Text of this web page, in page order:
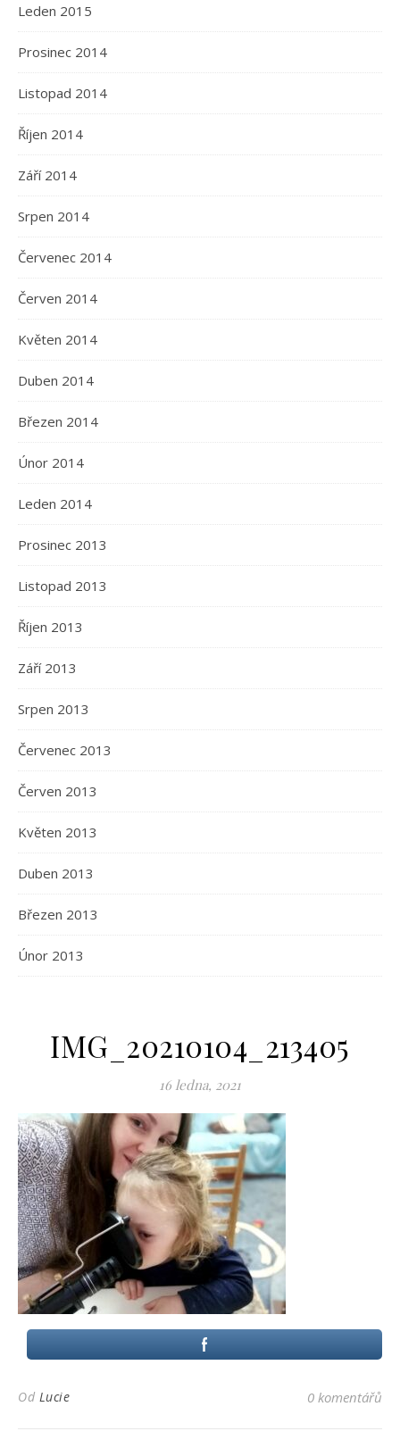
Leden 2015
Prosinec 2014
Listopad 2014
Říjen 2014
Září 2014
Srpen 2014
Červenec 2014
Červen 2014
Květen 2014
Duben 2014
Březen 2014
Únor 2014
Leden 2014
Prosinec 2013
Listopad 2013
Říjen 2013
Září 2013
Srpen 2013
Červenec 2013
Červen 2013
Květen 2013
Duben 2013
Březen 2013
Únor 2013
IMG_20210104_213405
16 ledna, 2021
Od Lucie 0 komentářů